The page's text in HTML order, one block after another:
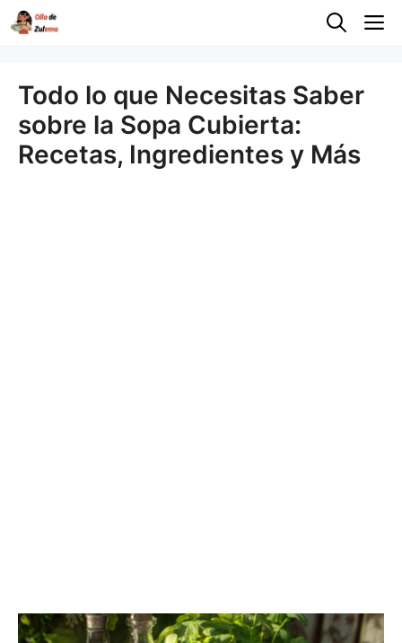
Saltar
Todo lo que Necesitas Saber
sobre la Sopa Cubierta:
Recetas, Ingredientes y Más